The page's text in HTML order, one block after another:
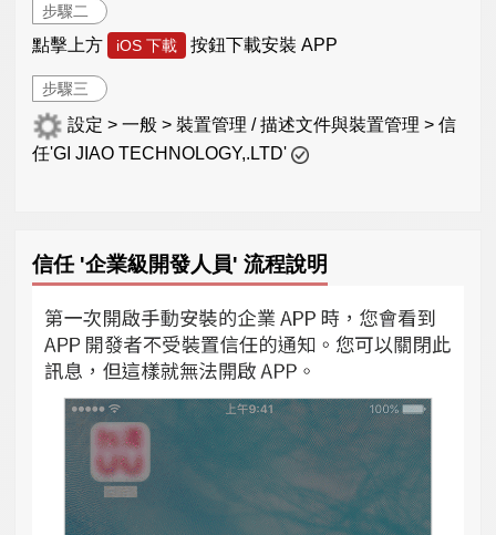
步驟二
點擊上方 iOS 下載 按鈕下載安裝 APP
步驟三
設定 > 一般 > 裝置管理 / 描述文件與裝置管理 > 信
任'GI JIAO TECHNOLOGY,.LTD'
信任 '企業級開發人員' 流程說明